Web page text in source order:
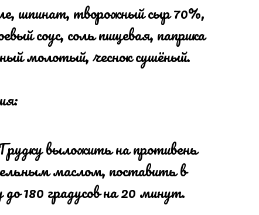
шпинат, творожный сыр 70%,
соус, соль пищевая, паприка
молотый, чеснок сушёный.
выложить на противень
маслом, поставить в
180 градусов на 20 минут.